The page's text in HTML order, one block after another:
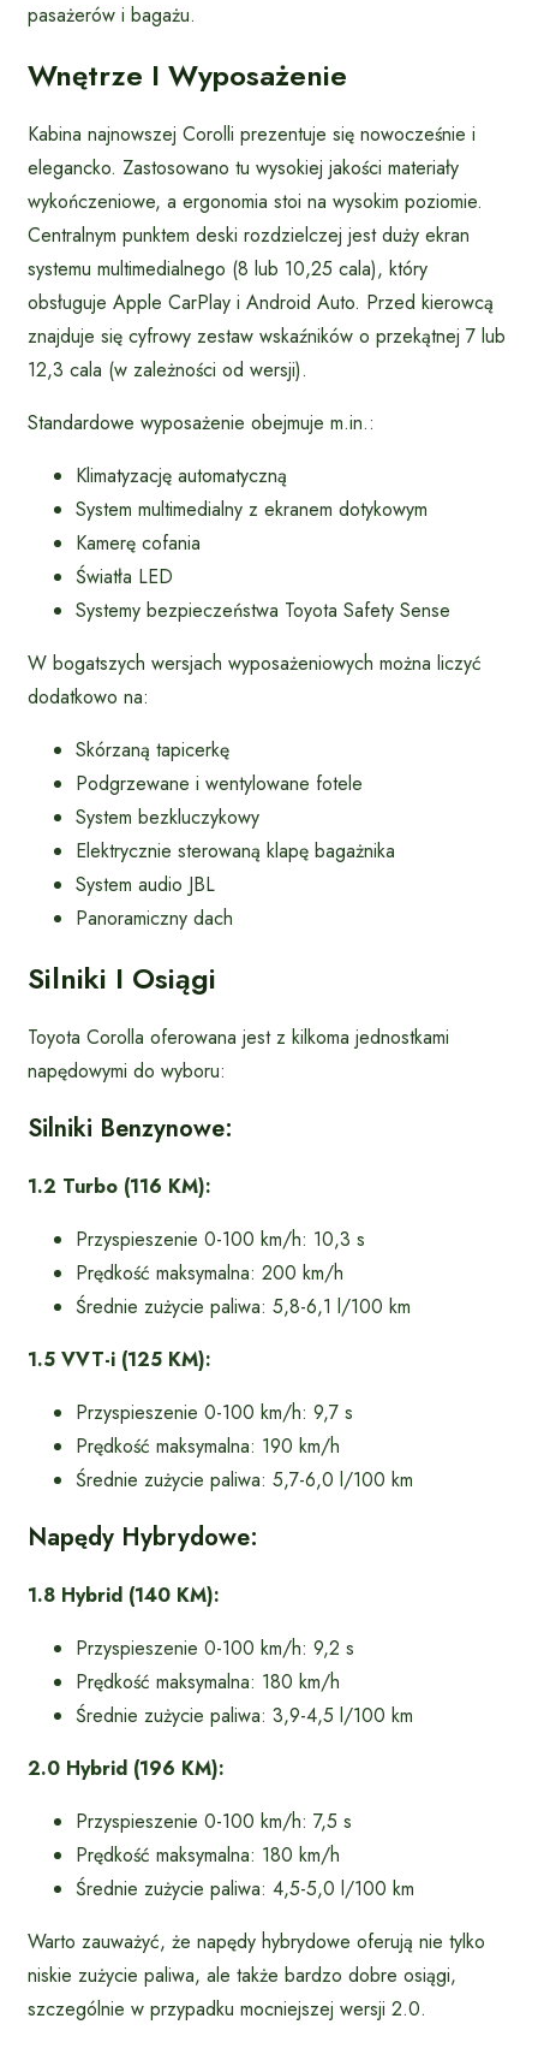
pasażerów i bagażu.
Wnętrze I Wyposażenie
Kabina najnowszej Corolli prezentuje się nowocześnie i
elegancko. Zastosowano tu wysokiej jakości materiały
wykończeniowe, a ergonomia stoi na wysokim poziomie.
Centralnym punktem deski rozdzielczej jest duży ekran
systemu multimedialnego (8 lub 10,25 cala), który
obsługuje Apple CarPlay i Android Auto. Przed kierowcą
znajduje się cyfrowy zestaw wskaźników o przekątnej 7 lub
12,3 cala (w zależności od wersji).
Standardowe wyposażenie obejmuje m.in.:
Klimatyzację automatyczną
System multimedialny z ekranem dotykowym
Kamerę cofania
Światła LED
Systemy bezpieczeństwa Toyota Safety Sense
W bogatszych wersjach wyposażeniowych można liczyć
dodatkowo na:
Skórzaną tapicerkę
Podgrzewane i wentylowane fotele
System bezkluczykowy
Elektrycznie sterowaną klapę bagażnika
System audio JBL
Panoramiczny dach
Silniki I Osiągi
Toyota Corolla oferowana jest z kilkoma jednostkami
napędowymi do wyboru:
Silniki Benzynowe:
1.2 Turbo (116 KM):
Przyspieszenie 0-100 km/h: 10,3 s
Prędkość maksymalna: 200 km/h
Średnie zużycie paliwa: 5,8-6,1 l/100 km
1.5 VVT-i (125 KM):
Przyspieszenie 0-100 km/h: 9,7 s
Prędkość maksymalna: 190 km/h
Średnie zużycie paliwa: 5,7-6,0 l/100 km
Napędy Hybrydowe:
1.8 Hybrid (140 KM):
Przyspieszenie 0-100 km/h: 9,2 s
Prędkość maksymalna: 180 km/h
Średnie zużycie paliwa: 3,9-4,5 l/100 km
2.0 Hybrid (196 KM):
Przyspieszenie 0-100 km/h: 7,5 s
Prędkość maksymalna: 180 km/h
Średnie zużycie paliwa: 4,5-5,0 l/100 km
Warto zauważyć, że napędy hybrydowe oferują nie tylko
niskie zużycie paliwa, ale także bardzo dobre osiągi,
szczególnie w przypadku mocniejszej wersji 2.0.